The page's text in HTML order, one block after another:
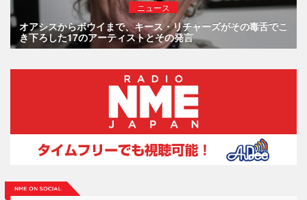
ニュース
オアシスからボウイまで、キース・リチャーズがその毒舌でこ
き下ろした17のアーティストとその発言